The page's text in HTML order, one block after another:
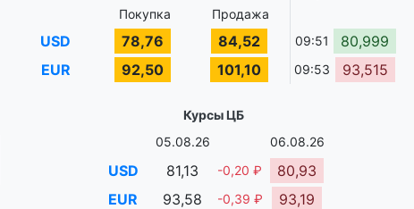
Покупка
Продажа
USD 78,76 84,52 09:51
80,999
EUR
92,50 101,10 09:53 93,515
Курсы ЦБ
05.08.26
06.08.26
USD 81,13 -0,20 ₽
80,93
EUR
93,58 -0,39 ₽ 93,19